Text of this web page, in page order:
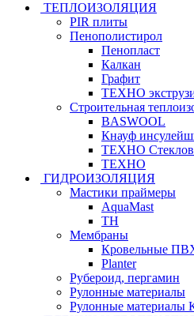
ТЕПЛОИЗОЛЯЦИЯ
PIR плиты
Пенополистирол
Пенопласт
Калкан
Графит
ТЕХНО
Строительная
BASWOOL
Кнауф
ТЕХНО
ТЕХНО
ГИДРОИЗОЛЯЦИЯ
Мастики праймеры
AquaMast
ТН
Мембраны
Кровельные
Planter
Рубероид, пергамин
Рулонные материалы
Рулонные материалы